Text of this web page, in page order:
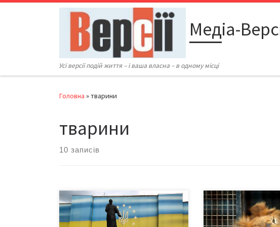
Перейти до вмісту
Медіа-
Усі версії подій життя – і ваша власна – в одному місці
Головна »тварини
тварини
10 записів
14 червня 2025-го у Чернівцях
пройшов марш на підтримку
безпритульних тварин, які
В Україні набув
збільшує штрафи за
без повідків і